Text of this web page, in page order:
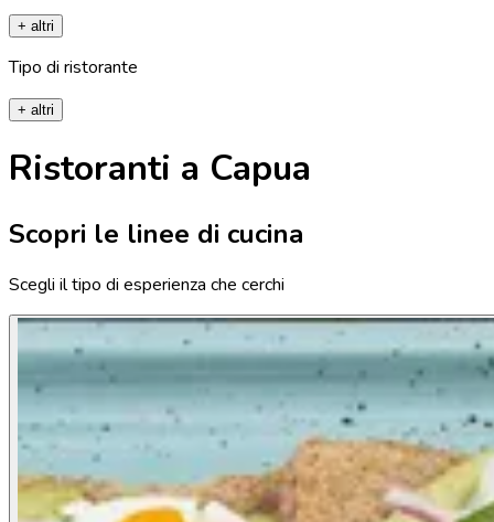
+ altri
Tipo di ristorante
+ altri
Ristoranti a Capua
Scopri le linee di cucina
Scegli il tipo di esperienza che cerchi